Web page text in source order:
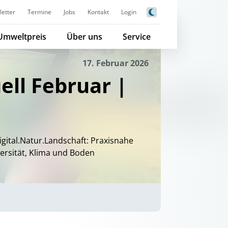
Termine Jobs Kontakt Login
Über uns Service
17. Februar 2026
Februar |
Praxisnahe
Klima und Boden